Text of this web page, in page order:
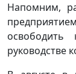
Напомним,
руководстве